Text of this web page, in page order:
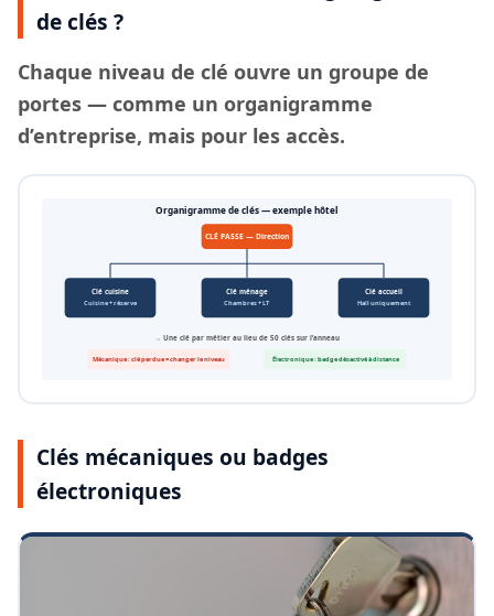
de clés ?
Chaque niveau de clé ouvre un groupe de
portes — comme un organigramme
d’entreprise, mais pour les accès.
Organigramme de clés — exemple hôtel
CLÉ PASSE — Direction
Clé cuisine
Cuisine + réserve
Clé ménage
Chambres + LT
Clé accueil
Hall uniquement
→ Une clé par métier au lieu de 50 clés sur l’anneau
Mécanique : clé perdue = changer le niveau Électronique : badge désactivé à distance
Clés mécaniques ou badges
électroniques